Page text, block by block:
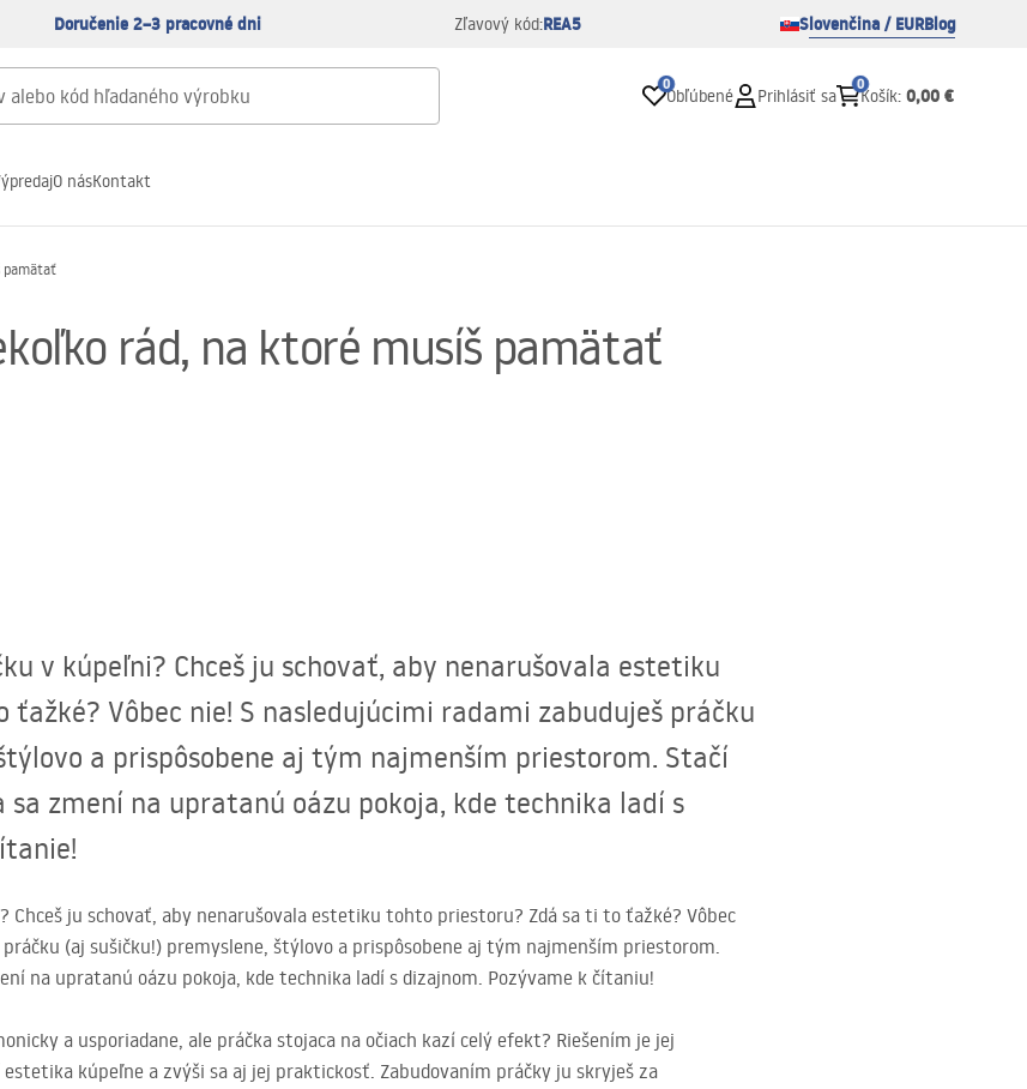
Doručenie 2–3 pracovné dni Zľavový kód:REA5 Slovenčina / EURBlog
0
Obľúbené Prihlásiť sa
0
Košík: 0,00 €
O násKontakt
pamätať
rád, na ktoré musíš pamätať
v kúpeľni? Chceš ju schovať, aby nenarušovala estetiku
Vôbec nie! S nasledujúcimi radami zabuduješ práčku
a prispôsobene aj tým najmenším priestorom. Stačí
zmení na upratanú oázu pokoja, kde technika ladí s
Chceš ju schovať, aby nenarušovala estetiku tohto priestoru? Zdá sa ti to ťažké? Vôbec
(aj sušičku!) premyslene, štýlovo a prispôsobene aj tým najmenším priestorom.
na upratanú oázu pokoja, kde technika ladí s dizajnom. Pozývame k čítaniu!
a usporiadane, ale práčka stojaca na očiach kazí celý efekt? Riešením je jej
kúpeľne a zvýši sa aj jej praktickosť. Zabudovaním práčky ju skryješ za